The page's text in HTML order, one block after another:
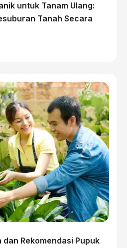
untuk Tanam Ulang:
Tanah Secara
Rekomendasi Pupuk